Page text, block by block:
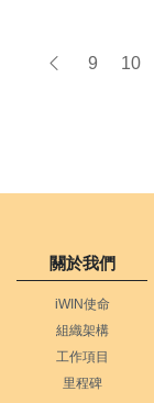
上一頁
9 10
關於我們
iWIN使命
組織架構
工作項目
里程碑